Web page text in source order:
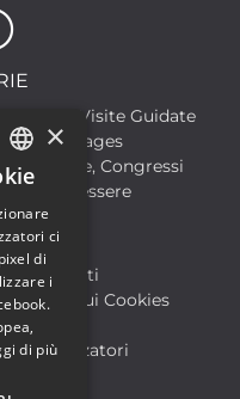
& Visite Guidate
& Beverages
Fiere, Congressi
& Benessere
Eventi
sui Cookies
Organizzatori
ITALIAN
ENGLISH
×
ci
di
i
di più